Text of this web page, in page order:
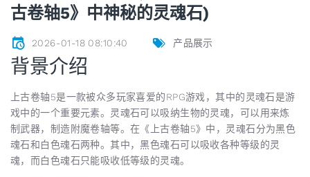
古卷轴5》中神秘的灵魂石)
2026-01-18 08:10:40 产品展示
背景介绍
上古卷轴5是一款被众多玩家喜爱的RPG游戏，其中的灵魂石是游
戏中的一个重要元素。灵魂石可以吸纳生物的灵魂，可以用来炼
制武器，制造附魔卷轴等。在《上古卷轴5》中，灵魂石分为黑色
魂石和白色魂石两种。其中，黑色魂石可以吸收各种等级的灵
魂，而白色魂石只能吸收低等级的灵魂。